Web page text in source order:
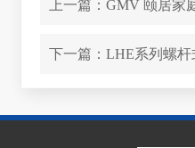
上一篇： GMV 颐居家
下一篇： LHE系列螺杆